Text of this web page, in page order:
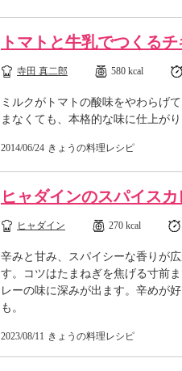
トマトと牛乳でつくる
寺田 真二郎 580 kcal
ミルクがトマトの酸味をやわらげ
まなくても、本格的な味に仕上がり
2014/06/24 きょうの料理レシピ
ヒャダインのスパイスカ
ヒャダイン 270 kcal
辛みと甘み、スパイシーな香りが
す。コツはたまねぎを焦げる寸前
レーの味に深みが出ます。辛めが
も。
2023/08/11 きょうの料理レシピ